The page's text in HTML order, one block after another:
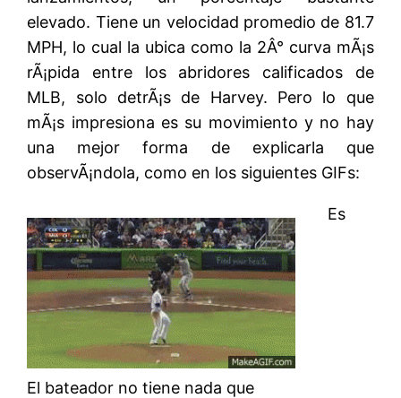
elevado. Tiene un velocidad promedio de 81.7
MPH, lo cual la ubica como la 2Â° curva mÃ¡s
rÃ¡pida entre los abridores calificados de
MLB, solo detrÃ¡s de Harvey. Pero lo que
mÃ¡s impresiona es su movimiento y no hay
una mejor forma de explicarla que
observÃ¡ndola, como en los siguientes GIFs:
El bateador no tiene nada que
Es